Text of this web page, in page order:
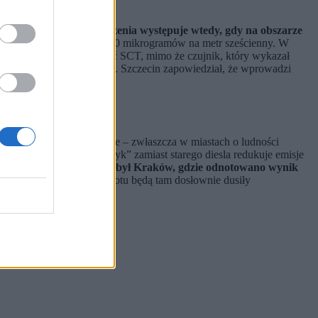
jej wyznaczenia występuje wtedy, gdy na obszarze
polskiej normy to 40 mikrogramów na metr sześcienny. W
muszą wprowadzić SCT, mimo że czujnik, który wykazał
to obowiązek. Szczecin zapowiedział, że wprowadzi
elektrycznych rośnie – zwłaszcza w miastach o ludności
Każdy „elektryk” zamiast starego diesla redukuje emisje
Najbliżej przekroczenia był Kraków, gdzie odnotowano wynik
że tlenki azotu będą tam dosłownie dusiły